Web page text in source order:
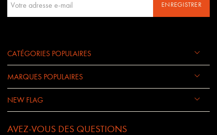
ENREGISTRER
CATÉGORIES POPULAIRES
MARQUES POPULAIRES
NEW FLAG
AVEZ-VOUS DES QUESTIONS